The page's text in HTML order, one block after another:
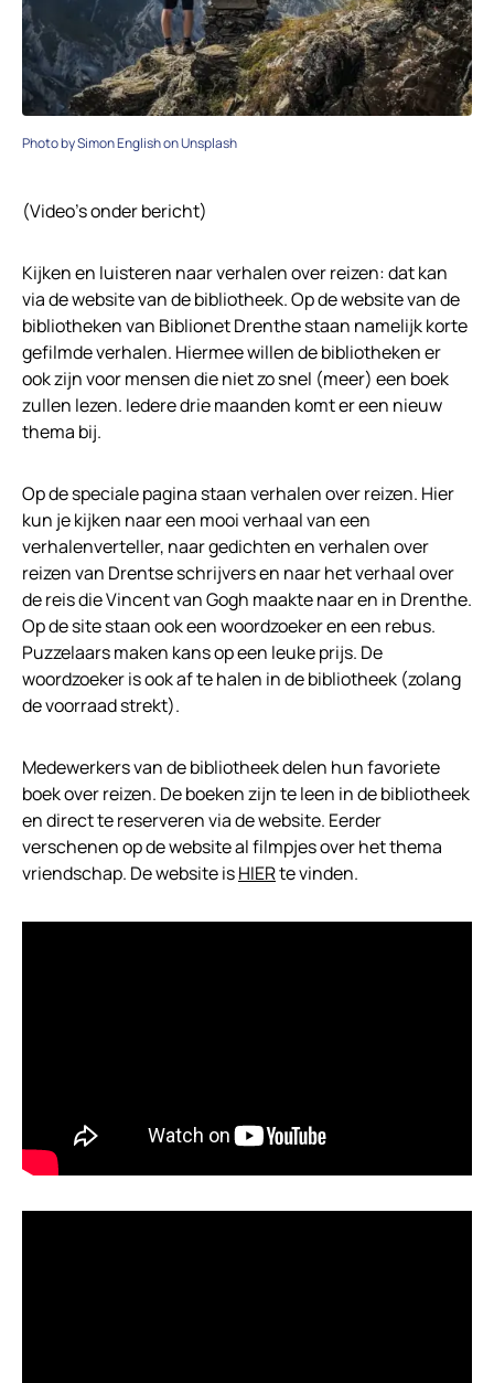
Photo by Simon English on Unsplash
(Video’s onder bericht)
Kijken en luisteren naar verhalen over reizen: dat kan
via de website van de bibliotheek. Op de website van de
bibliotheken van Biblionet Drenthe staan namelijk korte
gefilmde verhalen. Hiermee willen de bibliotheken er
ook zijn voor mensen die niet zo snel (meer) een boek
zullen lezen. Iedere drie maanden komt er een nieuw
thema bij.
Op de speciale pagina staan verhalen over reizen. Hier
kun je kijken naar een mooi verhaal van een
verhalenverteller, naar gedichten en verhalen over
reizen van Drentse schrijvers en naar het verhaal over
de reis die Vincent van Gogh maakte naar en in Drenthe.
Op de site staan ook een woordzoeker en een rebus.
Puzzelaars maken kans op een leuke prijs. De
woordzoeker is ook af te halen in de bibliotheek (zolang
de voorraad strekt).
Medewerkers van de bibliotheek delen hun favoriete
boek over reizen. De boeken zijn te leen in de bibliotheek
en direct te reserveren via de website. Eerder
verschenen op de website al filmpjes over het thema
vriendschap. De website isHIERte vinden.